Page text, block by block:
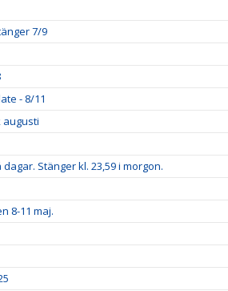
7/9
- 8/11
augusti
Stänger kl. 23,59 i morgon.
8-11 maj.